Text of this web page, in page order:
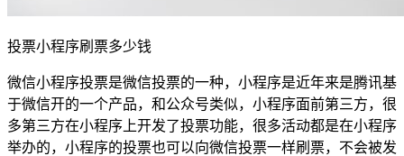
投票小程序刷票多少钱
微信小程序投票是微信投票的一种，小程序是近年来是腾讯基
于微信开的一个产品，和公众号类似，小程序面前第三方，很
多第三方在小程序上开发了投票功能，很多活动都是在小程序
举办的，小程序的投票也可以向微信投票一样刷票，不会被发